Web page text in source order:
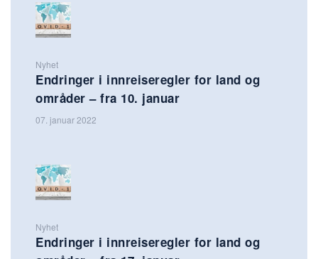
Nyhet
Endringer i innreiseregler for land og
områder – fra 10. januar
07. januar 2022
Nyhet
Endringer i innreiseregler for land og